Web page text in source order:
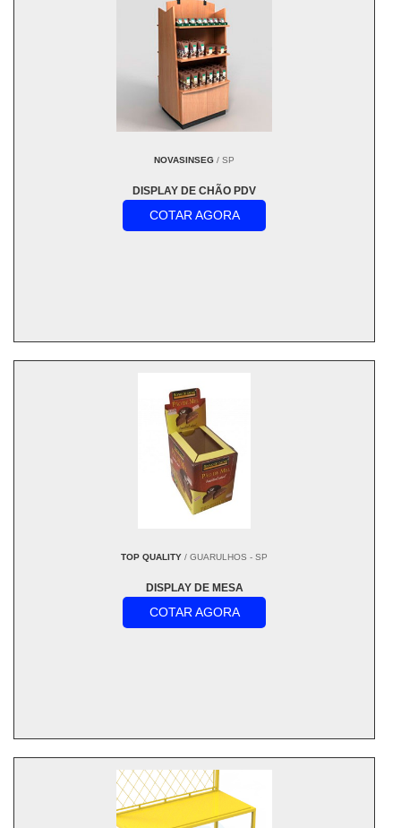
NOVASINSEG / SP
DISPLAY DE CHÃO PDV
COTAR AGORA
TOP QUALITY / GUARULHOS - SP
DISPLAY DE MESA
COTAR AGORA